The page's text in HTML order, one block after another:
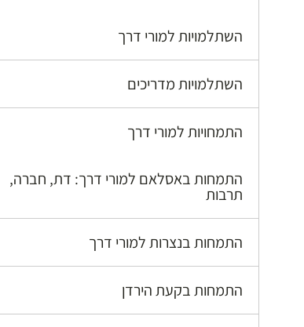
השתלמויות למורי דרך
השתלמויות מדריכים
התמחויות למורי דרך
התמחות באסלאם למורי דרך: דת, חברה,
תרבות
התמחות בנצרות למורי דרך
התמחות בקעת הירדן